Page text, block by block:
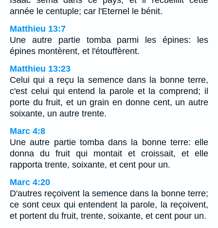
année le centuple; car l'Eternel le bénit.
Matthieu 13:7
Une autre partie tomba parmi les épines: les
épines montèrent, et l'étouffèrent.
Matthieu 13:23
Celui qui a reçu la semence dans la bonne terre,
c'est celui qui entend la parole et la comprend; il
porte du fruit, et un grain en donne cent, un autre
soixante, un autre trente.
Marc 4:8
Une autre partie tomba dans la bonne terre: elle
donna du fruit qui montait et croissait, et elle
rapporta trente, soixante, et cent pour un.
Marc 4:20
D'autres reçoivent la semence dans la bonne terre;
ce sont ceux qui entendent la parole, la reçoivent,
et portent du fruit, trente, soixante, et cent pour un.